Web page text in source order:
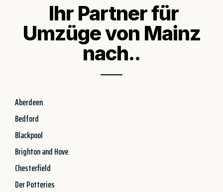
Ihr Partner für
Umzüge von Mainz
nach..
Aberdeen
Bedford
Blackpool
Brighton and Hove
Chesterfield
Der Potteries